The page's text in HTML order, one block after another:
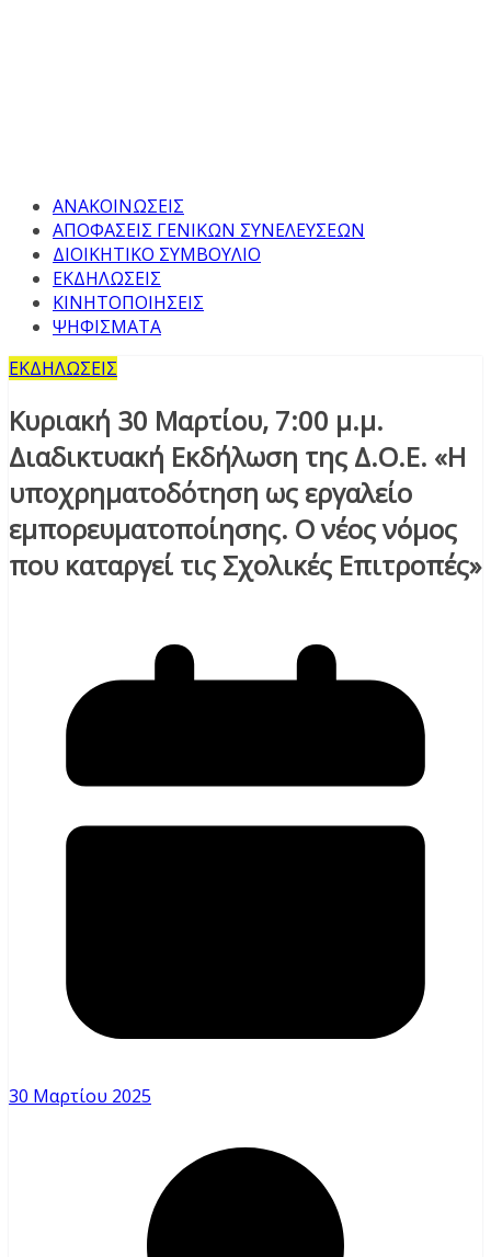
ΑΝΑΚΟΙΝΩΣΕΙΣ
ΑΠΟΦΑΣΕΙΣ ΓΕΝΙΚΩΝ ΣΥΝΕΛΕΥΣΕΩΝ
ΔΙΟΙΚΗΤΙΚΟ ΣΥΜΒΟΥΛΙΟ
ΕΚΔΗΛΩΣΕΙΣ
ΚΙΝΗΤΟΠΟΙΗΣΕΙΣ
ΨΗΦΙΣΜΑΤΑ
ΕΚΔΗΛΩΣΕΙΣ
Κυριακή 30 Μαρτίου, 7:00 μ.μ.
Διαδικτυακή Εκδήλωση της Δ.Ο.Ε. «Η
υποχρηματοδότηση ως εργαλείο
εμπορευματοποίησης. Ο νέος νόμος
που καταργεί τις Σχολικές Επιτροπές»
30 Μαρτίου 2025